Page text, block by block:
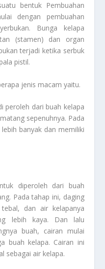
bentuk Pembuahan
dengan pembuahan
Bunga kelapa
(stamen) dan organ
terjadi ketika serbuk
pistil.
jenis macam yaitu.
peroleh dari buah kelapa
sepenuhnya. Pada
banyak dan memiliki
diperoleh dari buah
Pada tahap ini, daging
dan air kelapanya
lebih kaya. Dan lalu
buah, cairan mulai
buah kelapa. Cairan ini
sebagai air kelapa.